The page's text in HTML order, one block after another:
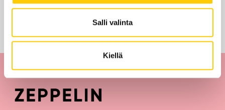
Salli valinta
Kiellä
Tarjouksia ei löytynyt